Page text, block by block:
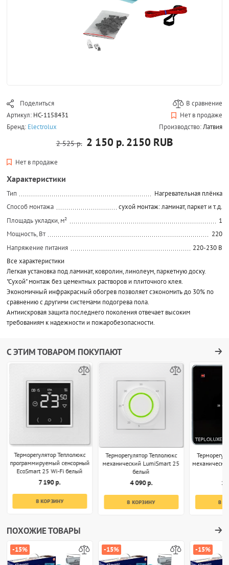
Поделиться
В сравнение
Артикул: НС-1158431
Нет в продаже
Бренд: Electrolux Производство:Латвия
2 525 р. 2 150 р. 2150 RUB
Нет в продаже
Характеристики
Тип
Нагревательная плёнка
Способ монтажа
сухой монтаж: ламинат, паркет и т.д.
Площадь укладки, м²
1
Мощность, Вт
220
Напряжение питания
220-230 В
Все характеристики
Легкая установка под ламинат, ковролин, линолеум, паркетную доску.
"Сухой" монтаж без цементных растворов и плиточного клея.
Экономичный инфракрасный обогрев позволяет сэкономить до 30% по
сравнению с другими системами подогрева пола.
Антиискровая защита последнего поколения отвечает высоким
требованиям к надежности и пожаробезопасности.
С ЭТИМ ТОВАРОМ ПОКУПАЮТ
Терморегулятор Теплолюкс
программируемый сенсорный
EcoSmart 25 Wi-Fi белый
7 190 р.
В КОРЗИНУ
Терморегулятор Теплолюкс
механический LumiSmart 25
белый
4 090 р.
В КОРЗИНУ
1
В
ПОХОЖИЕ ТОВАРЫ
-15% -15% -15%